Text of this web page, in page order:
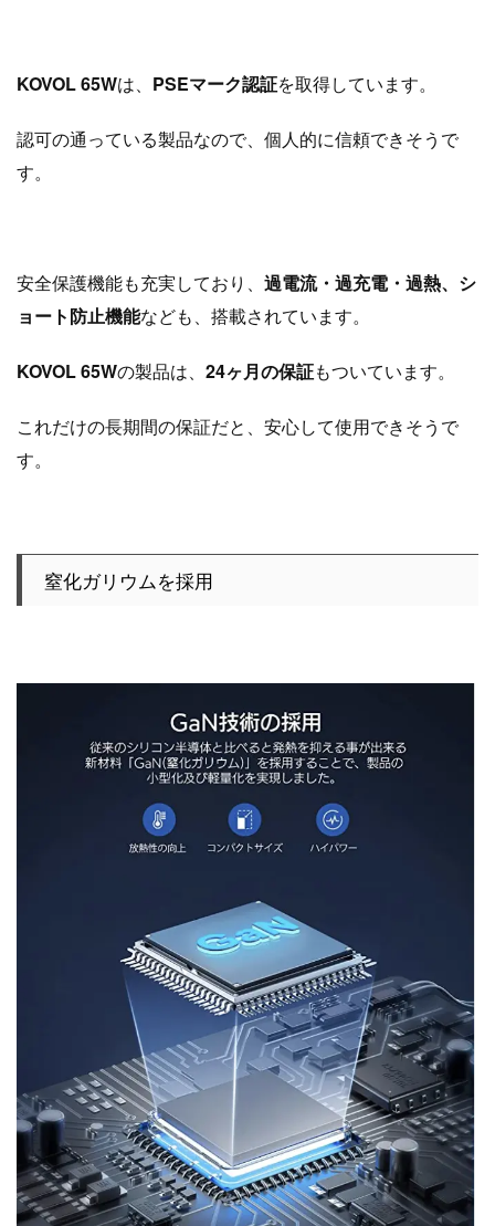
KOVOL 65Wは、 PSEマーク認証を取得しています。
認可の通っている製品なので、個人的に信頼できそうで
す。
安全保護機能も充実しており、 過電流・過充電・過熱、シ
ョート防止機能なども、搭載されています。
KOVOL 65Wの製品は、 24ヶ月の保証もついています。
これだけの長期間の保証だと、安心して使用できそうで
す。
窒化ガリウムを採用